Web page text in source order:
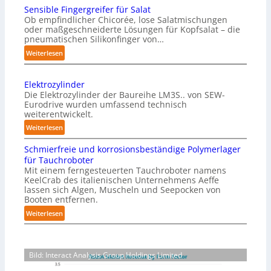
a
g
a
z
i
n
-
B
e
l
d
u
n
g
f
ü
r
K
t
o
Sensible Fingergreifer für Salat
Ob empfindlicher Chicorée, lose Salatmischungen
oder maßgeschneiderte Lösungen für Kopfsalat – die
pneumatischen Silikonfinger von…
Weiterlesen:
S
n
s
i
b
l
i
n
g
e
r
g
e
i
Elektrozylinder
Die Elektrozylinder der Baureihe LM3S.. von SEW-
Eurodrive wurden umfassend technisch
weiterentwickelt.
Weiterlesen:
E
l
e
k
t
r
o
z
i
Schmierfreie und korrosionsbeständige Polymerlager
für Tauchroboter
Mit einem ferngesteuerten Tauchroboter namens
KeelCrab des italienischen Unternehmens Aeffe
lassen sich Algen, Muscheln und Seepocken von
Booten entfernen.
Weiterlesen:
S
h
m
Bild: Interact Analysis Group Holdings Limited